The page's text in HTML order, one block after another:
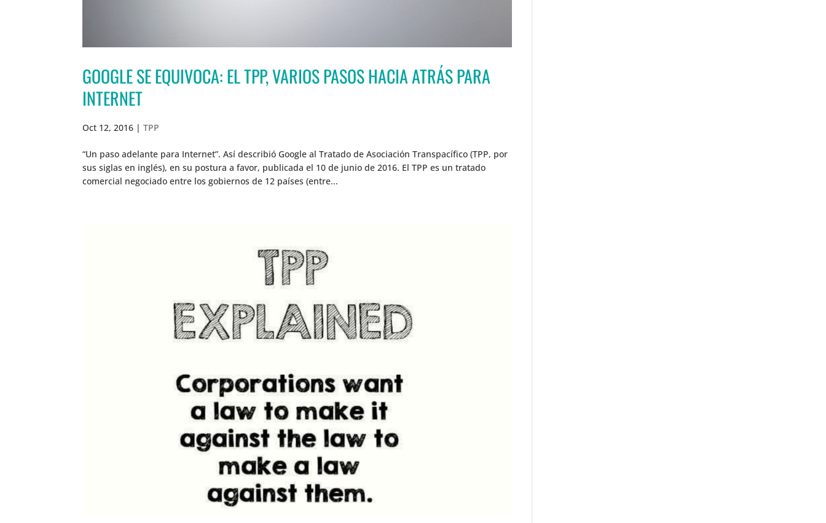
GOOGLE SE EQUIVOCA: EL TPP, VARIOS PASOS HACIA ATRÁS PARA
INTERNET
Oct 12, 2016 |TPP
“Un paso adelante para Internet”. Así describió Google al Tratado de Asociación Transpacífico (TPP, por
sus siglas en inglés), en su postura a favor, publicada el 10 de junio de 2016. El TPP es un tratado
comercial negociado entre los gobiernos de 12 países (entre...